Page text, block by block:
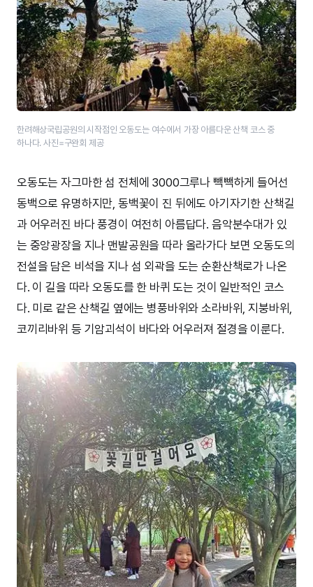
한려해상국립공원의 시작점인 오동도는 여수에서 가장 아름다운 산책 코스 중
하나다. 사진=구완회 제공
오동도는 자그마한 섬 전체에 3000그루나 빽빽하게 들어선
동백으로 유명하지만, 동백꽃이 진 뒤에도 아기자기한 산책길
과 어우러진 바다 풍경이 여전히 아름답다. 음악분수대가 있
는 중앙광장을 지나 맨발공원을 따라 올라가다 보면 오동도의
전설을 담은 비석을 지나 섬 외곽을 도는 순환산책로가 나온
다. 이 길을 따라 오동도를 한 바퀴 도는 것이 일반적인 코스
다. 미로 같은 산책길 옆에는 병풍바위와 소라바위, 지붕바위,
코끼리바위 등 기암괴석이 바다와 어우러져 절경을 이룬다.